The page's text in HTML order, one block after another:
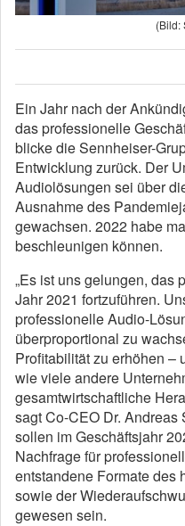
(Bild:
Ein Jahr nach der
das professionelle
blicke die Sennheiser-
Entwicklung zurück. Der
Audiolösungen sei über
Ausnahme des
gewachsen. 2022 habe
beschleunigen können.
„Es ist uns gelungen, das
Jahr 2021 fortzuführen.
professionelle Audio-
überproportional zu
Profitabilität zu erhöhen –
wie viele andere
gesamtwirtschaftliche
sagt Co-CEO Dr. Andreas
sollen im Geschäftsjahr
Nachfrage für
entstandene Formate des
sowie der
gewesen sein.